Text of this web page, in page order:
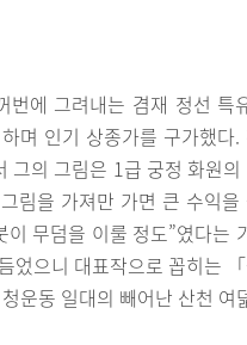
에 그려내는 겸재 정선 특
며 인기 상종가를 구가했다.
그의 그림은 1급 궁정 화원
림을 가져만 가면 큰 수익을
무덤을 이룰 정도”였다는
었으니 대표작으로 꼽히는
운동 일대의 빼어난 산천 여